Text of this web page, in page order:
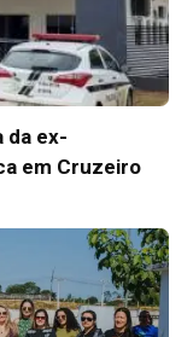
da ex-
em Cruzeiro